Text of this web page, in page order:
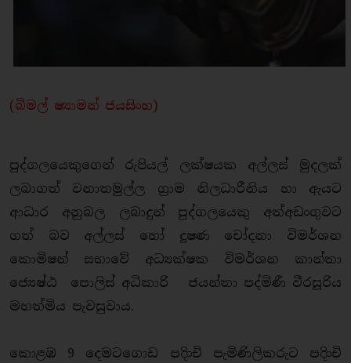
(බිමල් ෂ්‍යාමන් ජයසිංහ)
පුද්ගලයෙකුගෙන් රුපියල් ලක්ෂයක අල්ලස් මුදලක්
ලබාගත් වනාතමුල්ල ග්‍රාම නිලධාරීනිය හා ඇයට
ආධාර අනුබල ලබාදුන් පුද්ගලයෙකු අත්අඩංගුවට
ගත් බව අල්ලස් හෝ දූෂණ චෝදනා විමර්ශන
කොමිෂන් සභාවේ අධ්‍යක්ෂක විමර්ශන කාන්තා
ජ්‍යෙෂ්ඨ පොලිස් අධිකාරි ජයන්තා පද්මිණී වීරසූරිය
මහත්මිය පැවසුවාය.
කොළඹ 9 දෙමටගොඩ පදිංචි පැමිණිලිකරුට පදිංචි